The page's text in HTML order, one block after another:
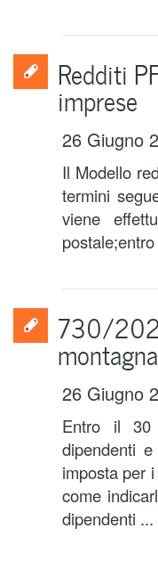
Redditi
imprese
26 Giugno
Il Modello
termini
viene
730/
montagna
26 Giugno
Entro il 30
dipendenti
imposta per
come
dipendenti ...